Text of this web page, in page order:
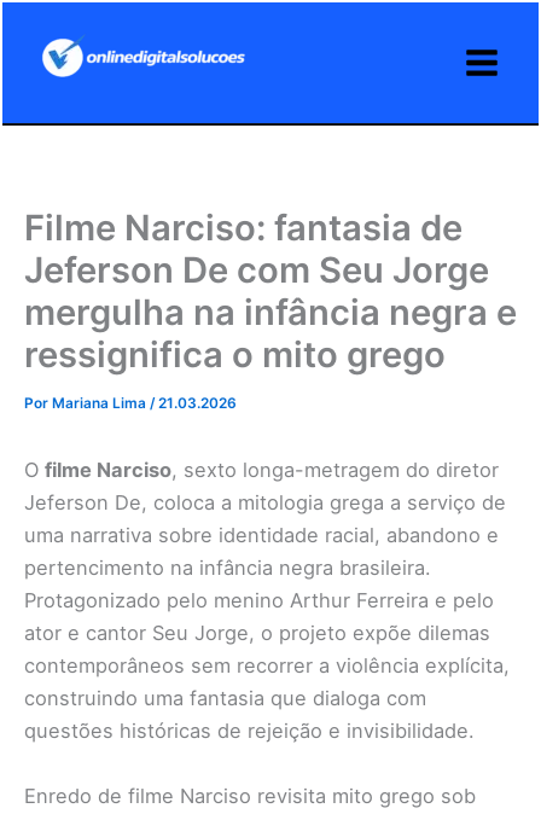
Filme Narciso: fantasia de
Jeferson De com Seu Jorge
mergulha na infância negra e
ressignifica o mito grego
Por Mariana Lima /21.03.2026
O filme Narciso, sexto longa-metragem do diretor
Jeferson De, coloca a mitologia grega a serviço de
uma narrativa sobre identidade racial, abandono e
pertencimento na infância negra brasileira.
Protagonizado pelo menino Arthur Ferreira e pelo
ator e cantor Seu Jorge, o projeto expõe dilemas
contemporâneos sem recorrer a violência explícita,
construindo uma fantasia que dialoga com
questões históricas de rejeição e invisibilidade.
Enredo de filme Narciso revisita mito grego sob